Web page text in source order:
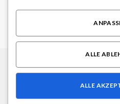
© 2026 Alle Rechte
ALLE
ALLE